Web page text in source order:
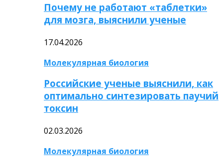
Почему не работают «таблетки»
для мозга, выяснили ученые
17.04.2026
Молекулярная биология
Российские ученые выяснили, как
оптимально синтезировать паучий
токсин
02.03.2026
Молекулярная биология